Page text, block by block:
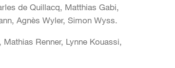
de Quillacq, Matthias Gabi,
Agnès Wyler, Simon Wyss.
Renner, Lynne Kouassi,